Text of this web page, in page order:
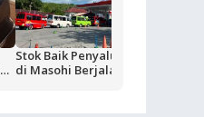
Stok Baik Penyaluran BBM
di Masohi Berjalan Normal